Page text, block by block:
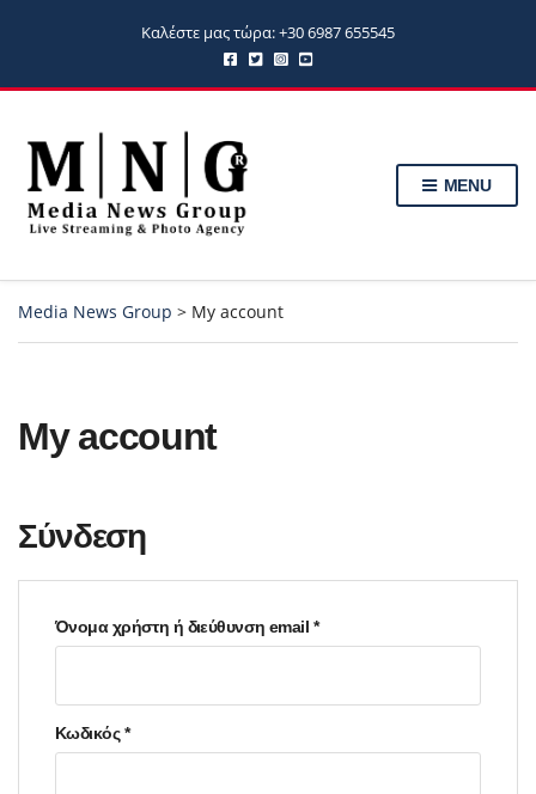
Καλέστε μας τώρα: +30 6987 655545
MENU
Media News Group > My account
My account
Σύνδεση
Όνομα χρήστη ή διεύθυνση email *Απαιτείται
Κωδικός*Απαιτείται